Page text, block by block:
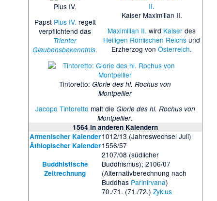
Pius IV.
Papst Pius IV. regelt
verpflichtend das
Trienter
Glaubensbekenntnis.
Kaiser Maximilian II.
Maximilian II. wird Kaiser des
Heiligen Römischen Reichs und
Erzherzog vonÖsterreich.
Tintoretto:Glorie des hl. Rochus von
Montpellier
Jacopo Tintoretto malt die Glorie des hl. Rochus von
Montpellier.
1564 in anderen Kalendern
Armenischer Kalender1012/13 (Jahreswechsel Juli)
Äthiopischer Kalender1556/57
Buddhistische
Zeitrechnung
2107/08 (südlicher
Buddhismus); 2106/07
(Alternativberechnung nach
Buddhas Parinirvana)
70./71. (71./72.) Zyklus